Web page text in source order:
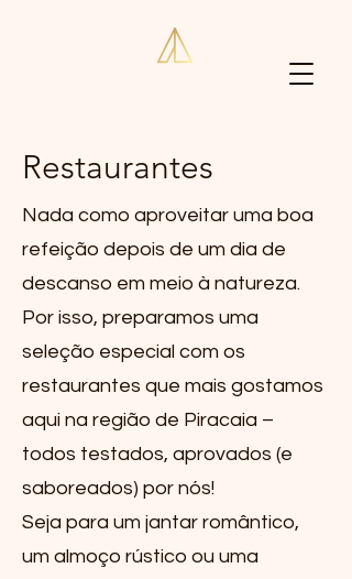
Restaurantes
Nada como aproveitar uma boa
refeição depois de um dia de
descanso em meio à natureza.
Por isso, preparamos uma
seleção especial com os
restaurantes que mais gostamos
aqui na região de Piracaia –
todos testados, aprovados (e
saboreados) por nós!
Seja para um jantar romântico,
um almoço rústico ou uma